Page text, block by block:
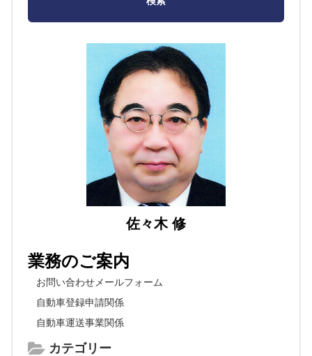
佐々木 修
業務のご案内
お問い合わせメールフォーム
自動車登録申請関係
自動車運送事業関係
カテゴリー